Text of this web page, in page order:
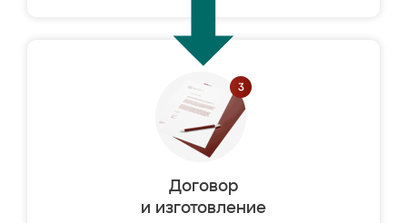
Договор
и изготовление